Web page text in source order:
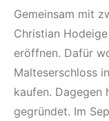
Gemeinsam mit
Christian
eröffnen. Dafür
Malteserschloss
kaufen. Dagegen
gegründet. Im